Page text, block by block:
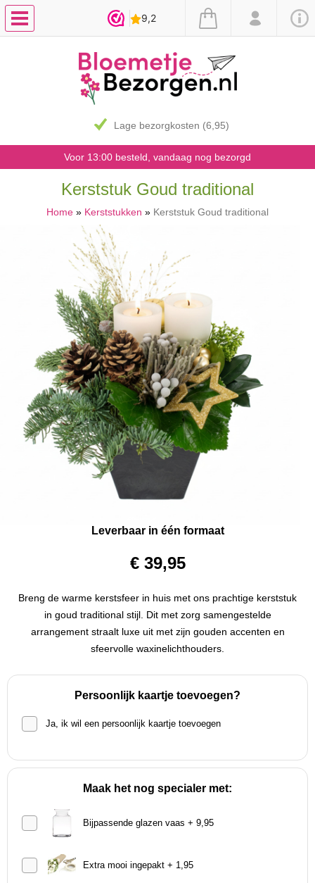
Lage bezorgkosten (6,95)
Voor 13:00 besteld, vandaag nog bezorgd
Kerststuk Goud traditional
Home » Kerststukken » Kerststuk Goud traditional
Leverbaar in één formaat
€ 39,95
Breng de warme kerstsfeer in huis met ons prachtige kerststuk
in goud traditional stijl. Dit met zorg samengestelde
arrangement straalt luxe uit met zijn gouden accenten en
sfeervolle waxinelichthouders.
Persoonlijk kaartje toevoegen?
Ja, ik wil een persoonlijk kaartje toevoegen
Maak het nog specialer met:
Bijpassende glazen vaas + 9,95
Extra mooi ingepakt + 1,95